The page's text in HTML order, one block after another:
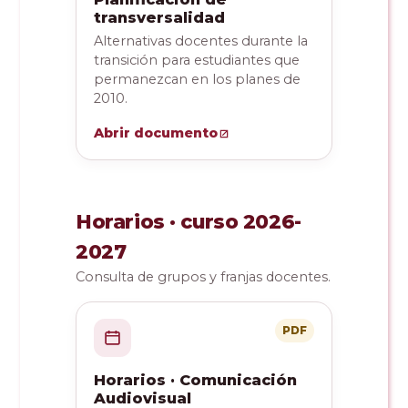
transversalidad
Alternativas docentes durante la
transición para estudiantes que
permanezcan en los planes de
2010.
Abrir documento
Horarios · curso 2026-
2027
Consulta de grupos y franjas docentes.
PDF
Horarios · Comunicación
Audiovisual